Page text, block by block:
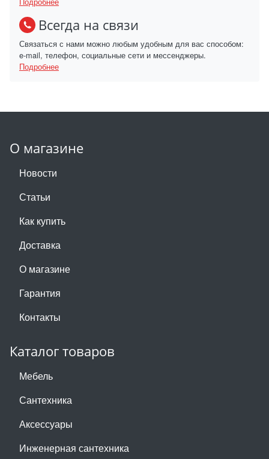
Всегда на связи
Связаться с нами можно любым удобным для вас способом:
e-mail, телефон, социальные сети и мессенджеры.
Подробнее
О магазине
Новости
Статьи
Как купить
Доставка
О магазине
Гарантия
Контакты
Каталог товаров
Мебель
Сантехника
Аксессуары
Инженерная сантехника